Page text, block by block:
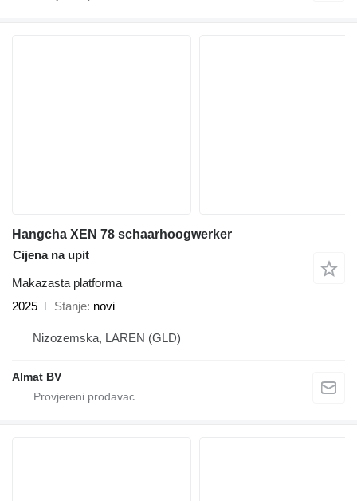
Hangcha XEN 78 schaarhoogwerker
Cijena na upit
Makazasta platforma
2025
Stanje novi
Nizozemska, LAREN (GLD)
Almat BV